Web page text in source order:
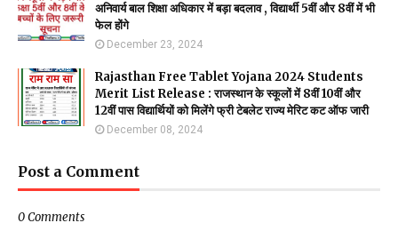
अनिवार्य बाल शिक्षा अधिकार में बड़ा बदलाव , विद्यार्थी 5वीं और 8वीं में भी
फेल होंगे
December 23, 2024
Rajasthan Free Tablet Yojana 2024 Students
Merit List Release : राजस्थान के स्कूलों में 8वीं 10वीं और
12वीं पास विद्यार्थियों को मिलेंगे फ्री टेबलेट राज्य मेरिट कट ऑफ जारी
December 08, 2024
Post a Comment
0 Comments